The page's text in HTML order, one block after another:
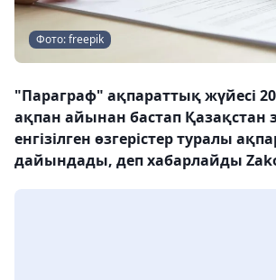
Фото: freepik
"Параграф" ақпараттық жүйесі
ақпан айынан бастап Қазақстан
енгізілген өзгерістер туралы
дайындады, деп хабарлайды